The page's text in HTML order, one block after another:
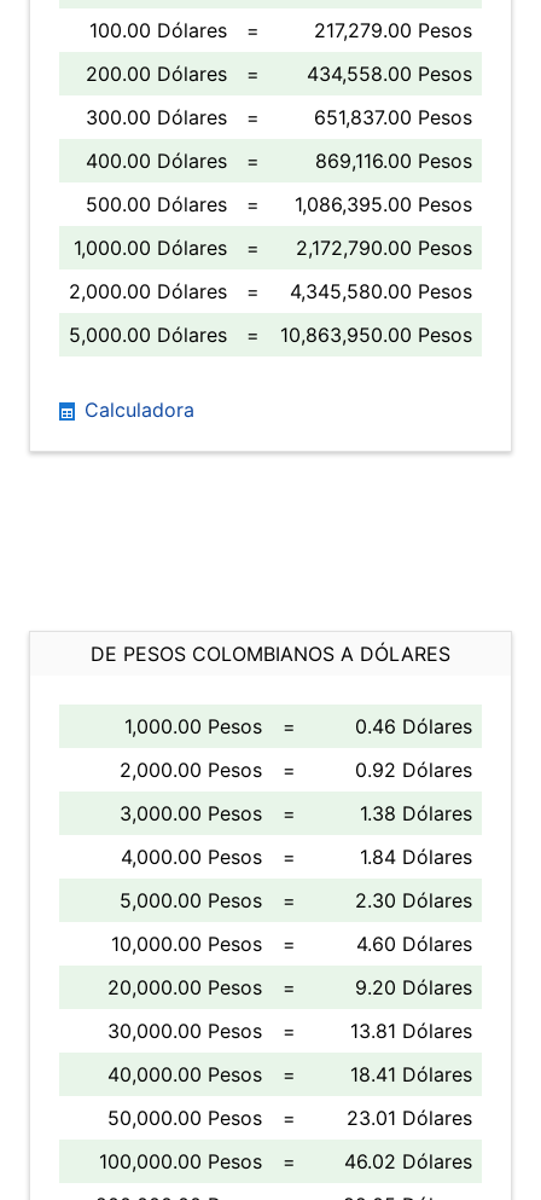
100.00 Dólares
=
217,279.00 Pesos
200.00 Dólares
=
434,558.00 Pesos
300.00 Dólares
=
651,837.00 Pesos
400.00 Dólares
=
869,116.00 Pesos
500.00 Dólares
=
1,086,395.00 Pesos
1,000.00 Dólares
=
2,172,790.00 Pesos
2,000.00 Dólares
=
4,345,580.00 Pesos
5,000.00 Dólares
= 10,863,950.00 Pesos
Calculadora
DE PESOS COLOMBIANOS A DÓLARES
1,000.00 Pesos =
0.46 Dólares
2,000.00 Pesos
=
0.92 Dólares
3,000.00 Pesos
=
1.38 Dólares
4,000.00 Pesos
=
1.84 Dólares
5,000.00 Pesos
=
2.30 Dólares
10,000.00 Pesos
=
4.60 Dólares
20,000.00 Pesos
=
9.20 Dólares
30,000.00 Pesos
=
13.81 Dólares
40,000.00 Pesos
=
18.41 Dólares
50,000.00 Pesos
=
23.01 Dólares
100,000.00 Pesos
=
46.02 Dólares